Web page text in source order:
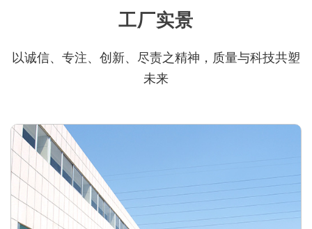
工厂实景
以诚信、专注、创新、尽责之精神，质量与科技共塑
未来